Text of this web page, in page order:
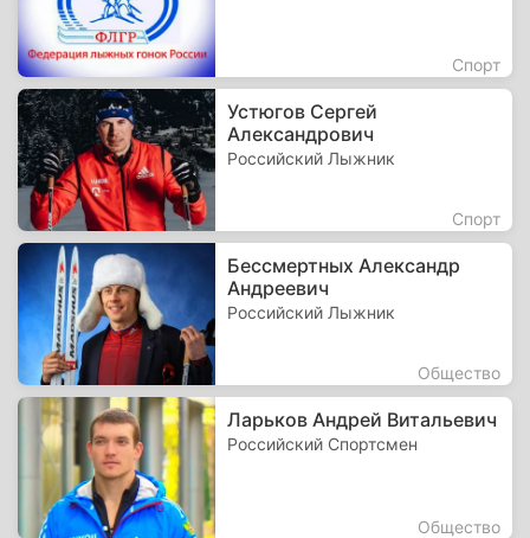
Спорт
Устюгов Сергей
Александрович
Российский Лыжник
Спорт
Бессмертных Александр
Андреевич
Российский Лыжник
Общество
Ларьков Андрей Витальевич
Российский Спортсмен
Общество